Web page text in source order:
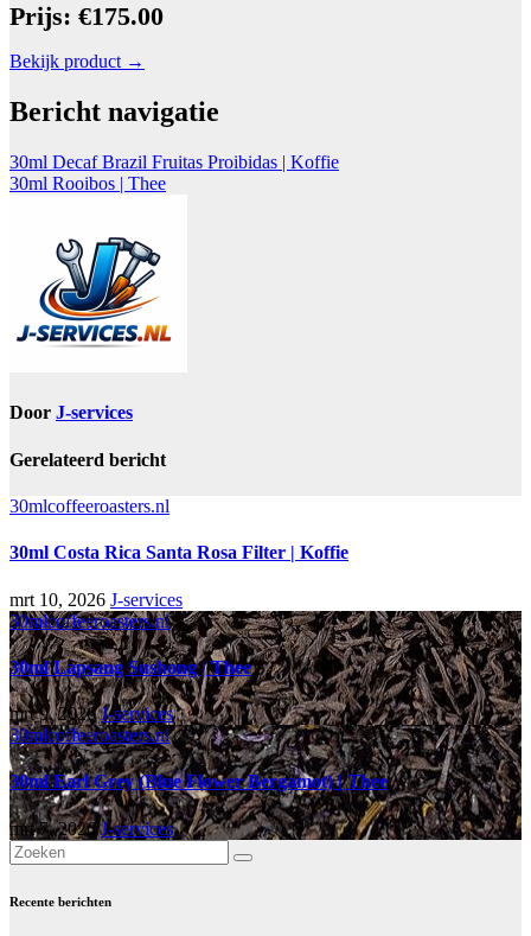
Prijs: €175.00
Bekijk product →
Bericht navigatie
30ml Decaf Brazil Fruitas Proibidas | Koffie
30ml Rooibos | Thee
Door J-services
Gerelateerd bericht
30mlcoffeeroasters.nl
30ml Costa Rica Santa Rosa Filter | Koffie
mrt 10, 2026 J-services
30mlcoffeeroasters.nl
30ml Lapsang Sushong | Thee
mrt 9, 2026J-services
30mlcoffeeroasters.nl
30ml Earl Grey (Blue Flower Bergamot) | Thee
mrt 7, 2026J-services
Recente berichten